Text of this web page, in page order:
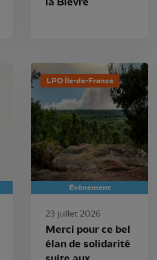
LPO Île-de-France
Evénement
23 juillet 2026
Merci pour ce bel
élan de solidarité